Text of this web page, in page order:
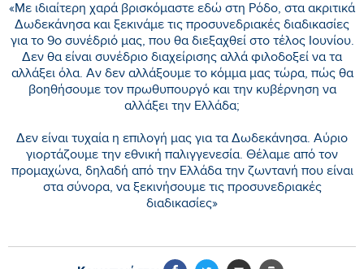
«Με ιδιαίτερη χαρά βρισκόμαστε εδώ στη Ρόδο, στα ακριτικά
Δωδεκάνησα και ξεκινάμε τις προσυνεδριακές διαδικασίες
για το 9ο συνέδριό μας, που θα διεξαχθεί στο τέλος Ιουνίου.
Δεν θα είναι συνέδριο διαχείρισης αλλά φιλοδοξεί να τα
αλλάξει όλα. Αν δεν αλλάξουμε το κόμμα μας τώρα, πώς θα
βοηθήσουμε τον πρωθυπουργό και την κυβέρνηση να
αλλάξει την Ελλάδα;
Δεν είναι τυχαία η επιλογή μας για τα Δωδεκάνησα. Αύριο
γιορτάζουμε την εθνική παλιγγενεσία. Θέλαμε από τον
προμαχώνα, δηλαδή από την Ελλάδα την ζωντανή που είναι
στα σύνορα, να ξεκινήσουμε τις προσυνεδριακές
διαδικασίες»